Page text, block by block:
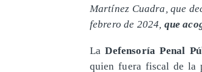
Martínez Cuadra, que
febrero de 2024, que
La Defensoría Penal
quien fuera fiscal de la